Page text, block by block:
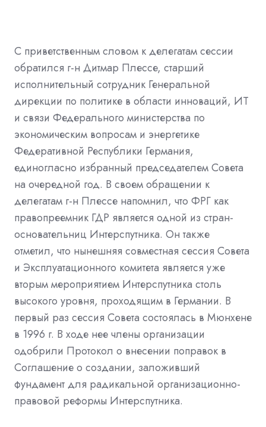
С приветственным словом к делегатам сессии
обратился г-н Дитмар Плессе, старший
исполнительный сотрудник Генеральной
дирекции по политике в области инноваций, ИТ
и связи Федерального министерства по
экономическим вопросам и энергетике
Федеративной Республики Германия,
единогласно избранный председателем Совета
на очередной год. В своем обращении к
делегатам г-н Плессе напомнил, что ФРГ как
правопреемник ГДР является одной из стран-
основательниц Интерспутника. Он также
отметил, что нынешняя совместная сессия Совета
и Эксплуатационного комитета является уже
вторым мероприятием Интерспутника столь
высокого уровня, проходящим в Германии. В
первый раз сессия Совета состоялась в Мюнхене
в 1996 г. В ходе нее члены организации
одобрили Протокол о внесении поправок в
Соглашение о создании, заложивший
фундамент для радикальной организационно-
правовой реформы Интерспутника.